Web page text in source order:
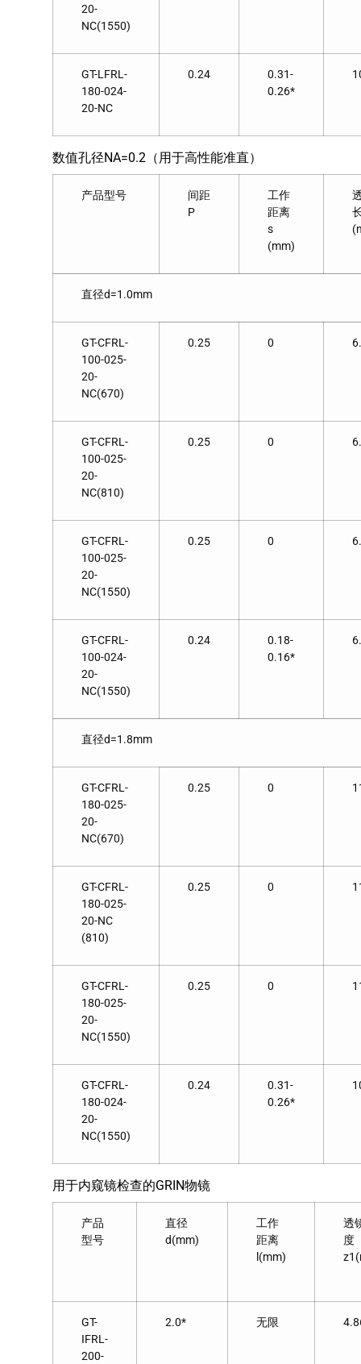
20-
NC(1550)
GT-LFRL-
180-024-
20-NC
0.24
0.31-
0.26*
数值孔径NA=0.2（用于高性能准直）
产品型号
间距
P
工作
距离
s
(mm)
直径d=1.0mm
GT-CFRL-
100-025-
20-
NC(670)
0.25 0
GT-CFRL-
100-025-
20-
NC(810)
0.25 0
GT-CFRL-
100-025-
20-
NC(1550)
0.25 0
GT-CFRL-
100-024-
20-
NC(1550)
0.24
0.18-
0.16*
直径d=1.8mm
GT-CFRL-
180-025-
20-
NC(670)
0.25 0
GT-CFRL-
180-025-
20-NC
(810)
0.25 0
GT-CFRL-
180-025-
20-
NC(1550)
0.25 0
GT-CFRL-
180-024-
20-
NC(1550)
0.24
0.31-
0.26*
用于内窥镜检查的GRIN物镜
产品
型号
直径
d(mm)
工作
距离
l(mm)
透
度
GT-
IFRL-
200-
2.0* 无限